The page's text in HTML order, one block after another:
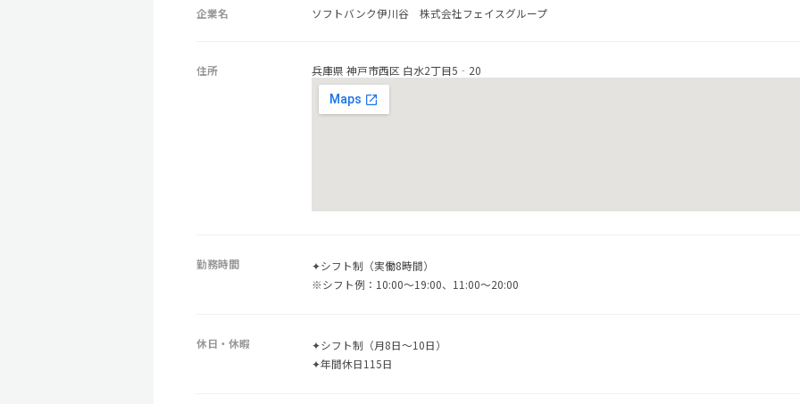
企業名 ソフトバンク伊川谷 株式会社フェイスグループ
住所 兵庫県 神戸市西区 白水2丁目5‐20
勤務時間
✦シフト制（実働8時間）
※シフト例：10:00～19:00、11:00～20:00
休日・休暇
✦シフト制（月8日～10日）
✦年間休日115日